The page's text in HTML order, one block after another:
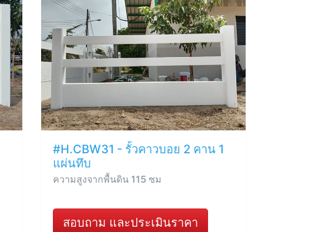
#H.CBW31 - รั้วคาวบอย 2 คาน 1
แผ่นทึบ
ความสูงจากพื้นดิน 115 ซม
สอบถาม และประเมินราคา